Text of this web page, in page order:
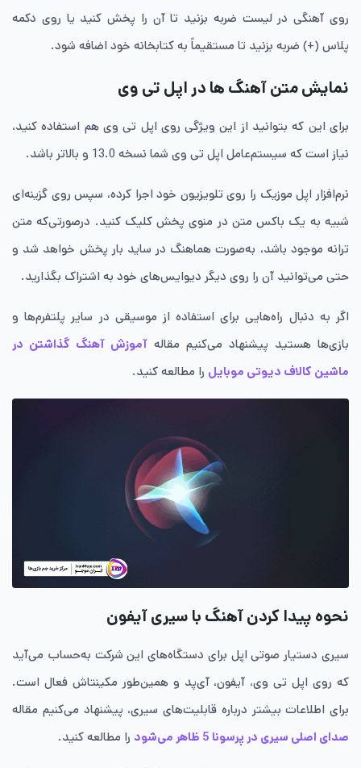
روی آهنگی در لیست ضربه بزنید تا آن را پخش کنید یا روی دکمه
پلاس (+) ضربه بزنید تا مستقیماً به کتابخانه خود اضافه شود.
نمایش متن آهنگ‌ ها در اپل تی وی
برای این که بتوانید از این ویژگی روی اپل تی وی هم استفاده کنید،
نیاز است که سیستم‌عامل اپل تی وی شما نسخه 13.0 و بالاتر باشد.
نرم‌افزار اپل موزیک را روی تلویزیون خود اجرا کرده، سپس روی گزینه‌ای
شبیه به یک باکس متن در منوی پخش کلیک کنید. درصورتی‌که متن
ترانه موجود باشد، به‌صورت هماهنگ در ساید بار پخش خواهد شد و
حتی می‌توانید آن را روی دیگر دیوایس‌های خود به اشتراک بگذارید.
اگر به دنبال راه‌هایی برای استفاده از موسیقی در سایر پلتفرم‌ها و
بازی‌ها هستید پیشنهاد می‌کنیم مقاله آموزش آهنگ گذاشتن در
ماشین کالاف دیوتی موبایل را مطالعه کنید.
نحوه پیدا کردن آهنگ با سیری آیفون
سیری دستیار صوتی اپل برای دستگاه‌های این شرکت به‌حساب می‌آید
که روی اپل تی وی، آیفون، آی‌پد و همین‌طور مکینتاش فعال است.
برای اطلاعات بیشتر درباره قابلیت‌های سیری، پیشنهاد می‌کنیم مقاله
صدای اصلی سیری در پرسونا 5 ظاهر می‌شود
را مطالعه کنید.